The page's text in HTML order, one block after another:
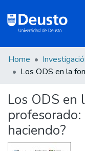
DeustoTeka
Communities
&
Collections
Home
Los ODS en
haciendo?